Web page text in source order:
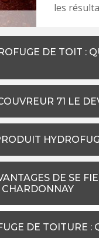
les
DE TOIT :
71 LE
DE SE
DE TOITURE